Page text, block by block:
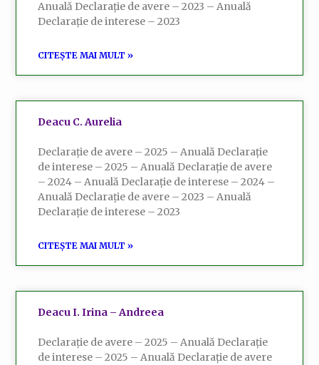
Anuală Declarație de avere – 2023 – Anuală
Declarație de interese – 2023
CITEȘTE MAI MULT »
Deacu C. Aurelia
Declarație de avere – 2025 – Anuală Declarație
de interese – 2025 – Anuală Declarație de avere
– 2024 – Anuală Declarație de interese – 2024 –
Anuală Declarație de avere – 2023 – Anuală
Declarație de interese – 2023
CITEȘTE MAI MULT »
Deacu I. Irina – Andreea
Declarație de avere – 2025 – Anuală Declarație
de interese – 2025 – Anuală Declarație de avere